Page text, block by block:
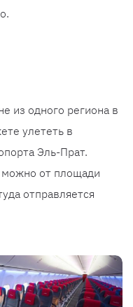
из одного региона в
улететь в
Эль-Прат.
можно от площади
отправляется